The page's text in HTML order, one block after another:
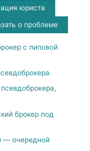
юриста
о проблеме
с липовой
брокер под
— очередной